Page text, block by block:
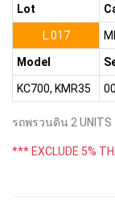
Lot
L.017
Model
KC700, KMR35
รถพรวนดิน 2 UNITS
*** EXCLUDE 5%